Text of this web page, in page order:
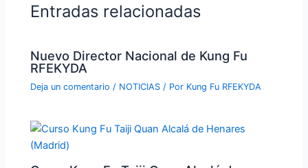
Entradas relacionadas
Nuevo Director Nacional de Kung Fu
RFEKYDA
Deja un comentario / NOTICIAS / Por Kung Fu RFEKYDA